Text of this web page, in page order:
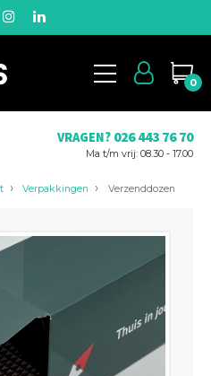
0
VRAGEN? 026 443 76 70
Ma t/m vrij: 08.30 - 17.00
Verpakkingen Verzenddozen